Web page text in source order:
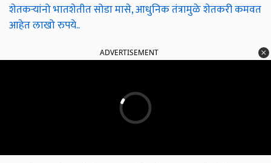
शेतकऱ्यांनो भातशेतीत सोडा मासे, आधुनिक तंत्रामुळे शेतकरी कमवत
आहेत लाखो रुपये..
ADVERTISEMENT